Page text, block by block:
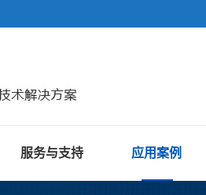
服务与支持 应用案例